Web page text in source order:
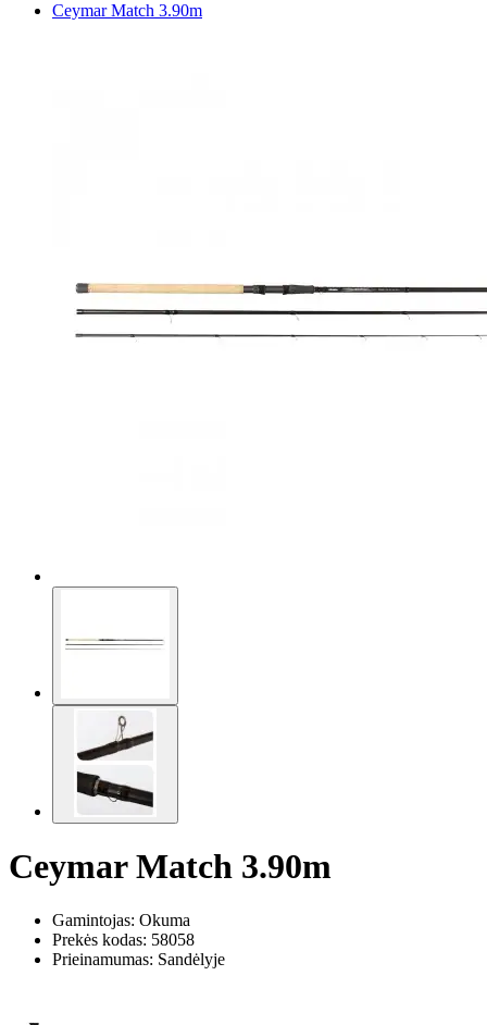
Ceymar Match 3.90m
Ceymar Match 3.90m
Gamintojas: Okuma
Prekės kodas: 58058
Prieinamumas: Sandėlyje